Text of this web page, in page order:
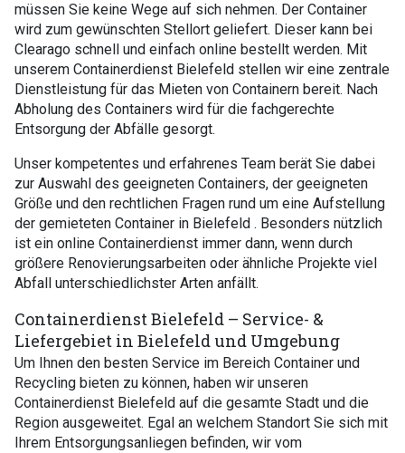
müssen Sie keine Wege auf sich nehmen. Der Container
wird zum gewünschten Stellort geliefert. Dieser kann bei
Clearago schnell und einfach online bestellt werden. Mit
unserem Containerdienst Bielefeld stellen wir eine zentrale
Dienstleistung für das Mieten von Containern bereit. Nach
Abholung des Containers wird für die fachgerechte
Entsorgung der Abfälle gesorgt.
Unser kompetentes und erfahrenes Team berät Sie dabei
zur Auswahl des geeigneten Containers, der geeigneten
Größe und den rechtlichen Fragen rund um eine Aufstellung
der gemieteten Container in Bielefeld . Besonders nützlich
ist ein online Containerdienst immer dann, wenn durch
größere Renovierungsarbeiten oder ähnliche Projekte viel
Abfall unterschiedlichster Arten anfällt.
Containerdienst Bielefeld – Service- &
Liefergebiet in Bielefeld und Umgebung
Um Ihnen den besten Service im Bereich Container und
Recycling bieten zu können, haben wir unseren
Containerdienst Bielefeld auf die gesamte Stadt und die
Region ausgeweitet. Egal an welchem Standort Sie sich mit
Ihrem Entsorgungsanliegen befinden, wir vom